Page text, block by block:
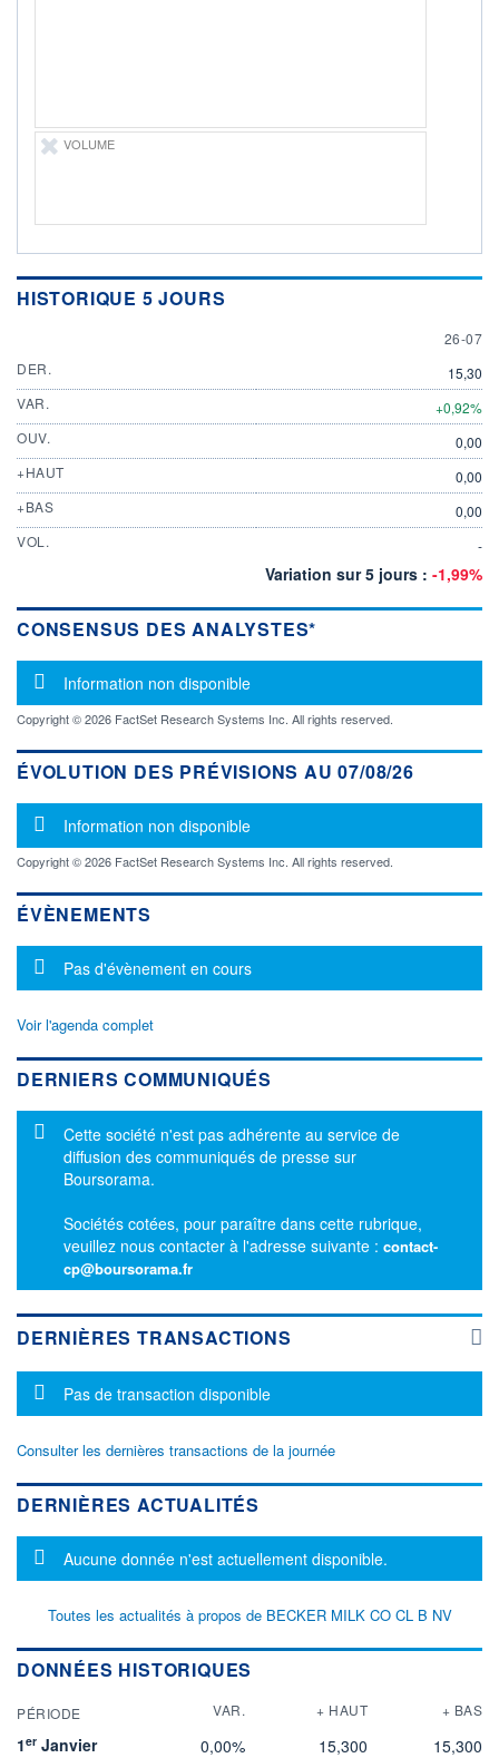
ÉLIGIBILITÉ
Non éligible
VOLUME
HISTORIQUE 5 JOURS
26 JULY
26-07
DER.
15,30
VAR.
+0,92%
OUV.
0,00
+HAUT
0,00
+BAS
0,00
VOL.
-
Variation sur 5 jours : -1,99%
CONSENSUS DES ANALYSTES*
Message d'information
Information non disponible
Copyright © 2026 FactSet Research Systems Inc. All rights reserved.
ÉVOLUTION DES PRÉVISIONS AU 07/08/26
Message d'information
Information non disponible
Copyright © 2026 FactSet Research Systems Inc. All rights reserved.
ÉVÈNEMENTS
Message d'information
Pas d'évènement en cours
Voir l'agenda complet
DERNIERS COMMUNIQUÉS
Message d'information
Cette société n'est pas adhérente au service de
diffusion des communiqués de presse sur
Boursorama.
Sociétés cotées, pour paraître dans cette rubrique,
veuillez nous contacter à l'adresse suivante : contact-
cp@boursorama.fr
DERNIÈRES TRANSACTIONS
Message d'information
Pas de transaction disponible
Consulter les dernières transactions de la journée
DERNIÈRES ACTUALITÉS
Message d'information
Aucune donnée n'est actuellement disponible.
Toutes les actualités à propos de BECKER MILK CO CL B NV
DONNÉES HISTORIQUES
PÉRIODE VAR. + HAUT + BAS
1er Janvier 0,00% 15,300
15,300